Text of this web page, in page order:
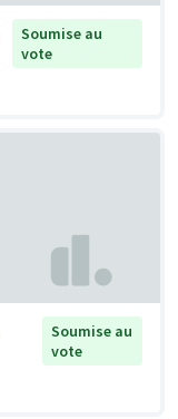
Soumise au
vote
Soumise au
vote